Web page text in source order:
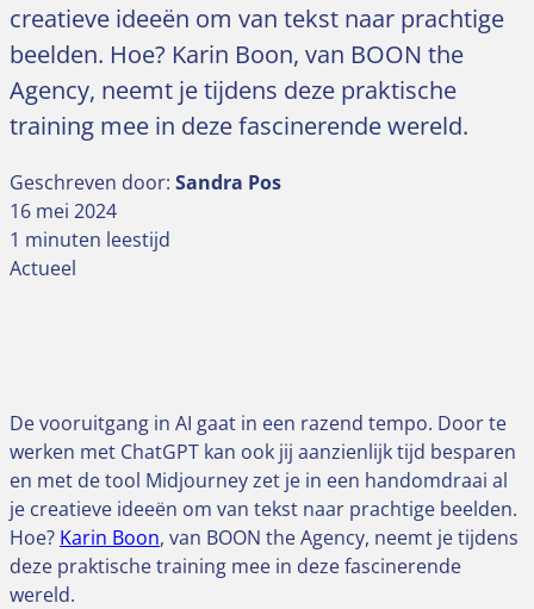
creatieve ideeën om van tekst naar prachtige
beelden. Hoe? Karin Boon, van BOON the
Agency, neemt je tijdens deze praktische
training mee in deze fascinerende wereld.
Geschreven door: Sandra Pos
16 mei 2024
1 minuten leestijd
Actueel
De vooruitgang in AI gaat in een razend tempo. Door te
werken met ChatGPT kan ook jij aanzienlijk tijd besparen
en met de tool Midjourney zet je in een handomdraai al
je creatieve ideeën om van tekst naar prachtige beelden.
Hoe? Karin Boon, van BOON the Agency, neemt je tijdens
deze praktische training mee in deze fascinerende
wereld.